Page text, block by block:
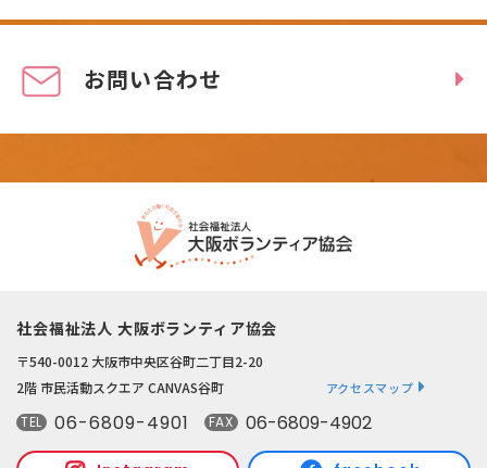
お問い合わせ
社会福祉法人 大阪ボランティア協会
〒540-0012 大阪市中央区谷町二丁目2-20
2階 市民活動スクエア CANVAS谷町
アクセスマップ
TEL 06-6809-4901 FAX 06-6809-4902